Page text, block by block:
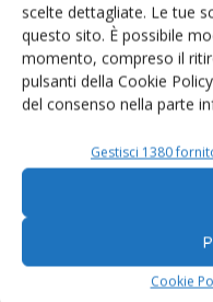
scelte dettagliate. Le tue
questo sito. È possibile
momento, compreso il
pulsanti della Cookie
del consenso nella parte
Gestisci 1380
Cookie
© Tecniche Nuove Spa. Tutti i